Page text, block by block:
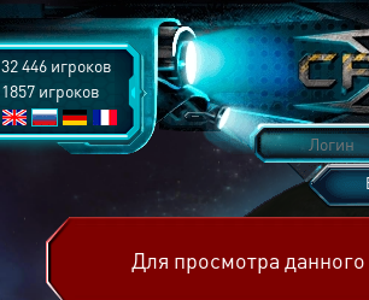
32 446 игроков
1857 игроков
Для просмотра